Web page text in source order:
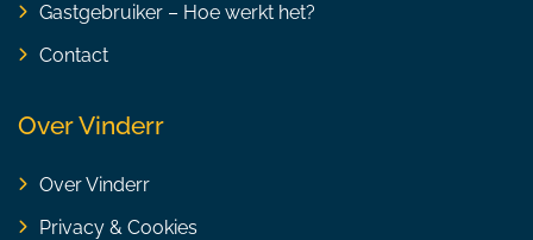
Gastgebruiker – Hoe werkt het?
Contact
Over Vinderr
Over Vinderr
Privacy & Cookies